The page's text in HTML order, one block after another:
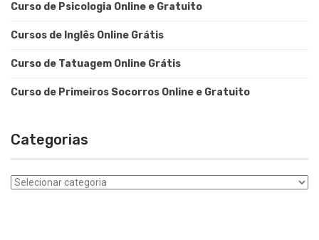
Curso de Psicologia Online e Gratuito
Cursos de Inglês Online Grátis
Curso de Tatuagem Online Grátis
Curso de Primeiros Socorros Online e Gratuito
Categorias
Categorias